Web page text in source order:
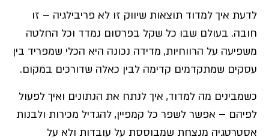
לדעת איך למדוד תוצאות שיווק זו לא פריבילגיה – זו
חובה. בעולם שבו כל שקל בפרסום נמדד וכל החלטה
משפיעה על הרווחיות, מדידה נכונה היא הכלי שמפריד בין
עסקים שמתקדמים קדימה לבין כאלה שדורכים במקום.
כשמבינים מה למדוד, איך לנתח את הנתונים ואיך לפעול
לפיהם – אפשר לשפר כל קמפיין, להגדיל מכירות ולבנות
אסטרטגיה מנצחת שמבוססת על עובדות ולא על